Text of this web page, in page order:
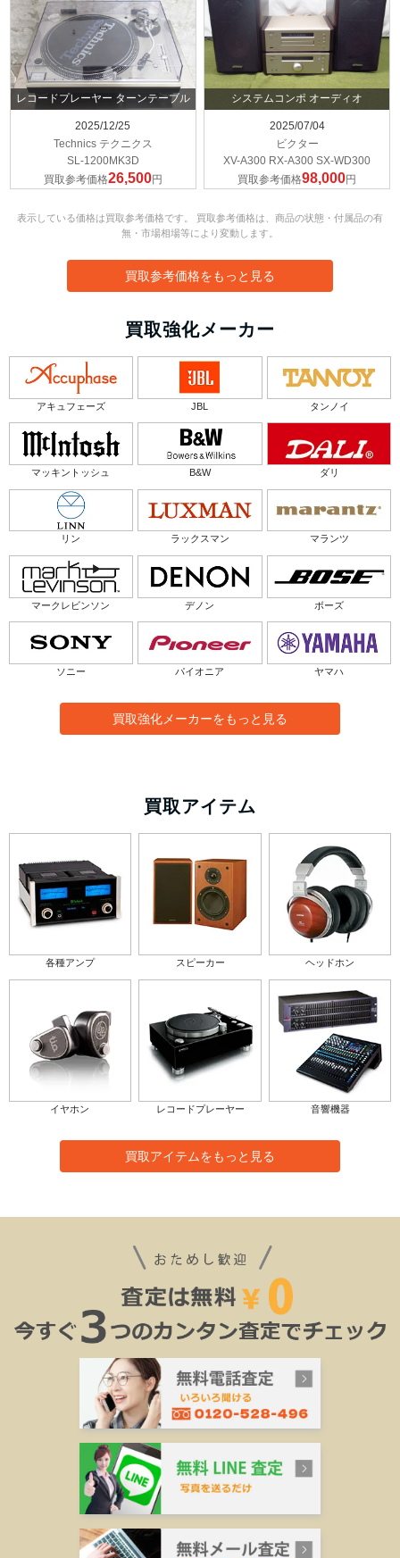
レコードプレーヤー ターンテーブル
2025/12/25
Technics テクニクス
SL-1200MK3D
買取参考価格26,500円
システムコンポ オーディオ
2025/07/04
ビクター
XV-A300 RX-A300 SX-WD300
買取参考価格98,000円
表示している価格は買取参考価格です。 買取参考価格は、商品の状態・付属品の有
無・市場相場等により変動します。
買取参考価格をもっと見る
買取強化メーカー
アキュフェーズ JBL タンノイ
マッキントッシュ B&W ダリ
リン ラックスマン マランツ
マークレビンソン デノン ボーズ
ソニー パイオニア ヤマハ
買取強化メーカーをもっと見る
買取アイテム
各種アンプ スピーカー ヘッドホン
イヤホン レコードプレーヤー 音響機器
買取アイテムをもっと見る